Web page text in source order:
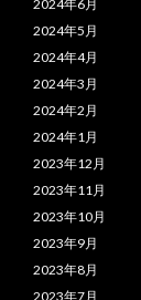
2024年6月
2024年5月
2024年4月
2024年3月
2024年2月
2024年1月
2023年12月
2023年11月
2023年10月
2023年9月
2023年8月
2023年7月